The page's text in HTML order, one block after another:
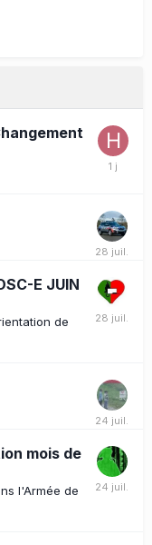
E JUIN
de
mois de
l'Armée de